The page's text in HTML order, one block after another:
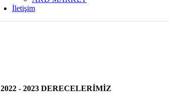
İletişim
2022 - 2023 DERECELERİMİZ